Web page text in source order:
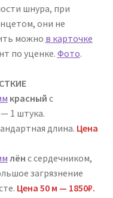
шнура, при
они не
можно в карточке
по уценке.Фото.
красный с
1 штука.
длина. Цена
лён с сердечником,
загрязнение
Цена 50 м — 1850₽.